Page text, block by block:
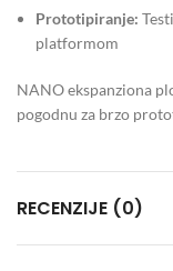
Prototipiranje:
platformom
NANO ekspanziona
pogodnu za brzo
RECENZIJE (0)